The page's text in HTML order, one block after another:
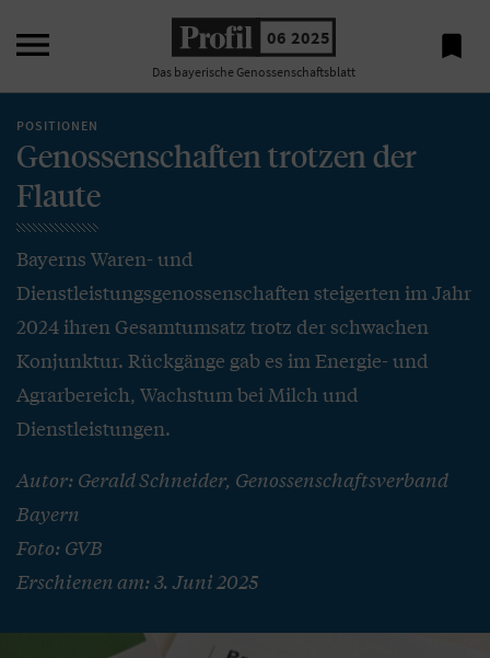
 06 2025
Das bayerische Genossenschaftsblatt

POSITIONEN
Genossenschaften trotzen der
Flaute
Bayerns Waren- und
Dienstleistungsgenossenschaften steigerten im Jahr
2024 ihren Gesamtumsatz trotz der schwachen
Konjunktur. Rückgänge gab es im Energie- und
Agrarbereich, Wachstum bei Milch und
Dienstleistungen.
Autor: Gerald Schneider, Genossenschaftsverband
Bayern
Foto: GVB
Erschienen am: 3. Juni 2025